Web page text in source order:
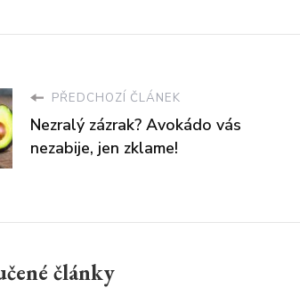
PŘEDCHOZÍ ČLÁNEK
Nezralý zázrak? Avokádo vás
nezabije, jen zklame!
články